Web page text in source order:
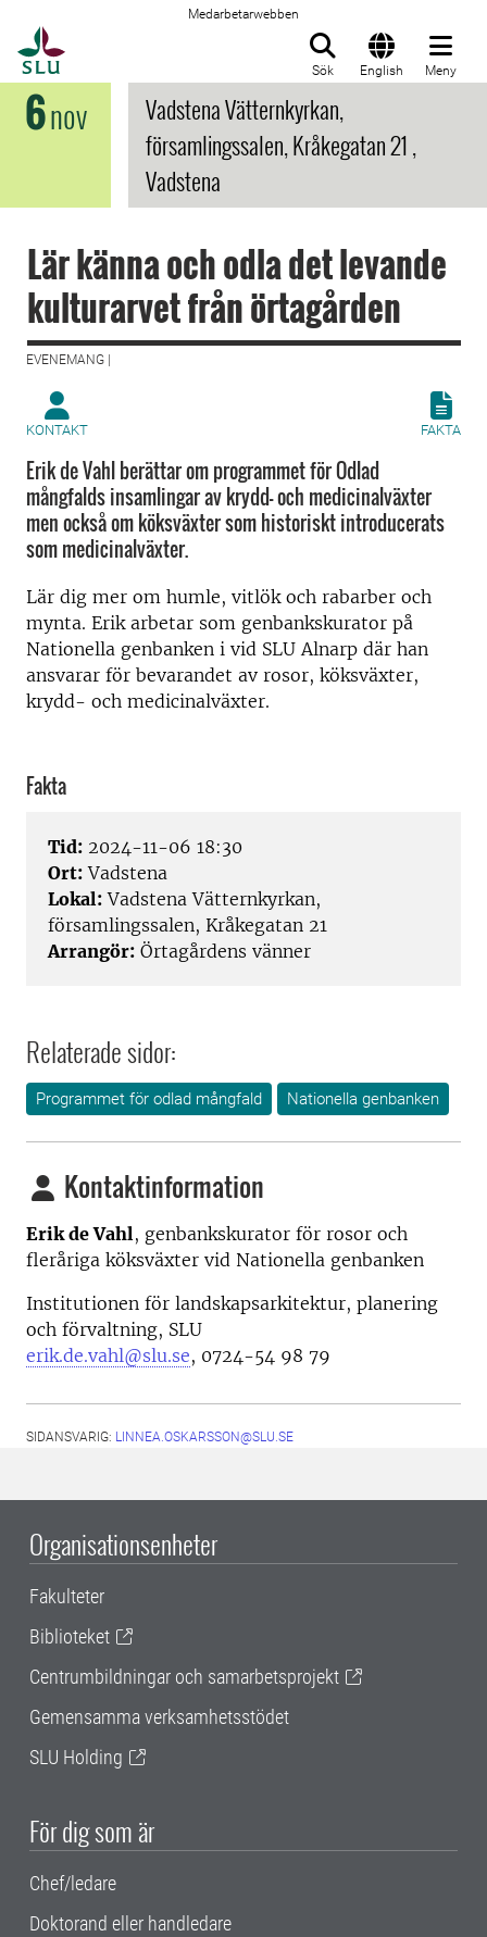
Medarbetarwebben
Sök English Meny
6nov
Vadstena Vätternkyrkan,
församlingssalen, Kråkegatan 21 ,
Vadstena
Lär känna och odla det levande
kulturarvet från örtagården
EVENEMANG |
KONTAKT FAKTA
Erik de Vahl berättar om programmet för Odlad
mångfalds insamlingar av krydd- och medicinalväxter
men också om köksväxter som historiskt introducerats
som medicinalväxter.
Lär dig mer om humle, vitlök och rabarber och
mynta. Erik arbetar som genbankskurator på
Nationella genbanken i vid SLU Alnarp där han
ansvarar för bevarandet av rosor, köksväxter,
krydd- och medicinalväxter.
Fakta
Tid: 2024-11-06 18:30
Ort: Vadstena
Lokal: Vadstena Vätternkyrkan,
församlingssalen, Kråkegatan 21
Arrangör: Örtagårdens vänner
Relaterade sidor:
Programmet för odlad mångfald Nationella genbanken
Kontaktinformation
Erik de Vahl, genbankskurator för rosor och
fleråriga köksväxter vid Nationella genbanken
Institutionen för landskapsarkitektur, planering
och förvaltning, SLU
erik.de.vahl@slu.se, 0724-54 98 79
SIDANSVARIG: LINNEA.OSKARSSON@SLU.SE
Organisationsenheter
Fakulteter
Biblioteket
Centrumbildningar och samarbetsprojekt
Gemensamma verksamhetsstödet
SLU Holding
För dig som är
Chef/ledare
Doktorand eller handledare